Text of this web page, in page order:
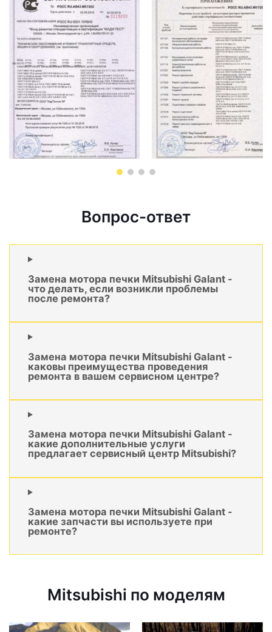
Вопрос-ответ
Замена мотора печки Mitsubishi Galant -
что делать, если возникли проблемы
после ремонта?
Замена мотора печки Mitsubishi Galant -
каковы преимущества проведения
ремонта в вашем сервисном центре?
Замена мотора печки Mitsubishi Galant -
какие дополнительные услуги
предлагает сервисный центр Mitsubishi?
Замена мотора печки Mitsubishi Galant -
какие запчасти вы используете при
ремонте?
Mitsubishi по моделям